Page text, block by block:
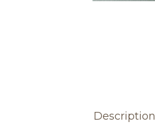
Description